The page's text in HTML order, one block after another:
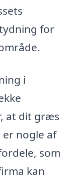
for
i
at dit græs
nogle af
som
kan